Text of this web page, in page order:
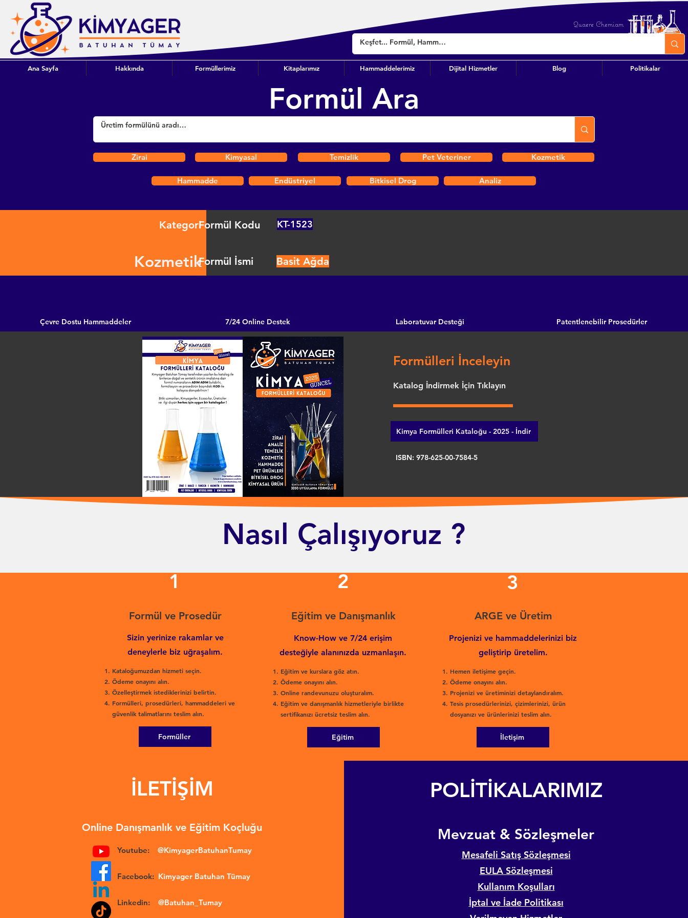
Quaere Chemiam
Ana Sayfa Hakkında Formüllerimiz Kitaplarımız Hammaddelerimiz Dijital Hizmetler Blog Politikalar
Formül Ara
Zirai Kimyasal Temizlik Pet Veteriner Kozmetik
Hammadde Endüstriyel Bitkisel Drog Analiz
Kategori
Kozmetik
Formül Kodu KT-1523
Formül İsmi Basit Ağda
Çevre Dostu Hammaddeler 7/24 Online Destek Laboratuvar Desteği Patentlenebilir Prosedürler
Formülleri İnceleyin
Katalog İndirmek İçin Tıklayın
Kimya Formülleri Kataloğu - 2025 - İndir
ISBN: 978-625-00-7584-5
Nasıl Çalışıyoruz ?
1
Formül ve Prosedür
Sizin yerinize rakamlar ve
deneylerle biz uğraşalım.
Kataloğumuzdan hizmeti seçin.
Ödeme onayını alın.
Özelleştirmek istediklerinizi belirtin.
Formülleri, prosedürleri, hammaddeleri ve
güvenlik talimatlarını teslim alın.
Formüller
2
Eğitim ve Danışmanlık
Know-How ve 7/24 erişim
desteğiyle alanınızda uzmanlaşın.
Eğitim ve kurslara göz atın.
Ödeme onayını alın.
Online randevunuzu oluşturalım.
Eğitim ve danışmanlık hizmetleriyle birlikte
sertifikanızı ücretsiz teslim alın.
Eğitim
3
ARGE ve Üretim
Hemen iletişime geçin.
Ödeme onayını alın.
Projenizi ve üretiminizi detaylandıralım.
Tesis prosedürlerinizi, çizimlerinizi, ürün
dosyanızı ve ürünlerinizi teslim alın.
Projenizi ve hammaddelerinizi biz
geliştirip üretelim.
İletişim
İLETİŞİM
Online Danışmanlık ve Eğitim Koçluğu
Youtube: @KimyagerBatuhanTumay
Facebook: Kimyager Batuhan Tümay
Linkedin: @Batuhan_Tumay
POLİTİKALARIMIZ
​Mevzuat & Sözleşmeler
Mesafeli Satış Sözleşmesi
EULA Sözleşmesi
Kullanım Koşulları
İptal ve İade Politikası